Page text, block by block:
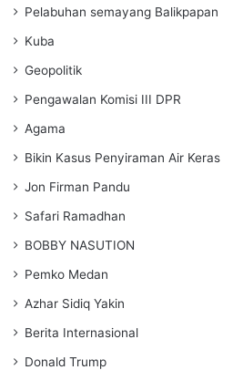
Pelabuhan semayang Balikpapan
Kuba
Geopolitik
Pengawalan Komisi III DPR
Agama
Bikin Kasus Penyiraman Air Keras
Jon Firman Pandu
Safari Ramadhan
BOBBY NASUTION
Pemko Medan
Azhar Sidiq Yakin
Berita Internasional
Donald Trump